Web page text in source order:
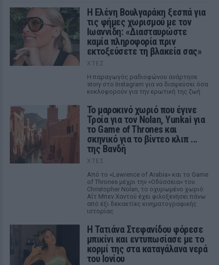
Η Ελένη Βουλγαράκη ξεσπά για
τις φήμες χωρισμού με τον
Ιωαννίδη: «Διασταυρώστε
καμία πληροφορία πριν
εκτοξεύσετε τη βλακεία σας»
ΧΤΕΣ
Η παραγωγός ραδιοφώνου ανάρτησε
story στο Instagram για να διαψεύσει όσα
κυκλοφορούν για την ερωτική της ζωή
Το μαροκινό χωριό που έγινε
Τροία για τον Nolan, Yunkai για
το Game of Thrones και
σκηνικό για το βίντεο κλιπ ...
της Βανδή
ΧΤΕΣ
Από το «Lawrence of Arabia» και το Game
of Thrones μέχρι την «Οδύσσεια» του
Christopher Nolan, το οχυρωμένο χωριό
Αΐτ Μπεν Χαντού έχει φιλοξενήσει πάνω
από έξι δεκαετίες κινηματογραφικής
ιστορίας
Η Τατιάνα Στεφανίδου φόρεσε
μπικίνι και εντυπωσίασε με το
κορμί της στα καταγάλανα νερά
του Ιονίου